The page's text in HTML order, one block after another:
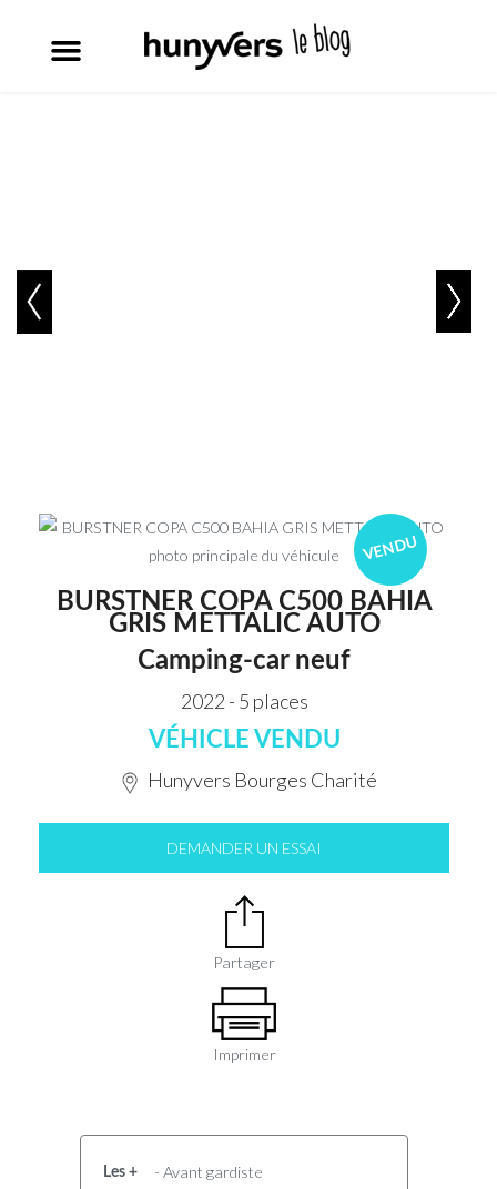
VENDU
BURSTNER COPA C500 BAHIA
GRIS METTALIC AUTO
Camping-car neuf
2022 - 5 places
VÉHICLE VENDU
Hunyvers Bourges Charité
DEMANDER UN ESSAI
Partager
Imprimer
Les +
- Avant gardiste